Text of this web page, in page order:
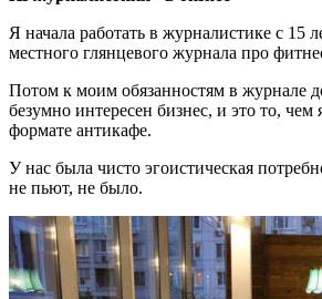
Я начала работать в журналистике с 15
местного глянцевого журнала про
Потом к моим обязанностям в журнале
безумно интересен бизнес, и это то,
формате антикафе.
У нас была чисто эгоистическая
не пьют, не было.